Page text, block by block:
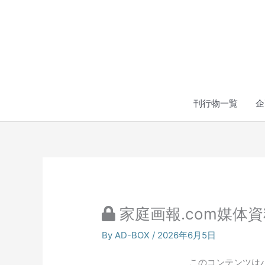
刊行物一覧
家庭画報.com媒体
ByAD-BOX / 2026年6月5日
このコンテンツは